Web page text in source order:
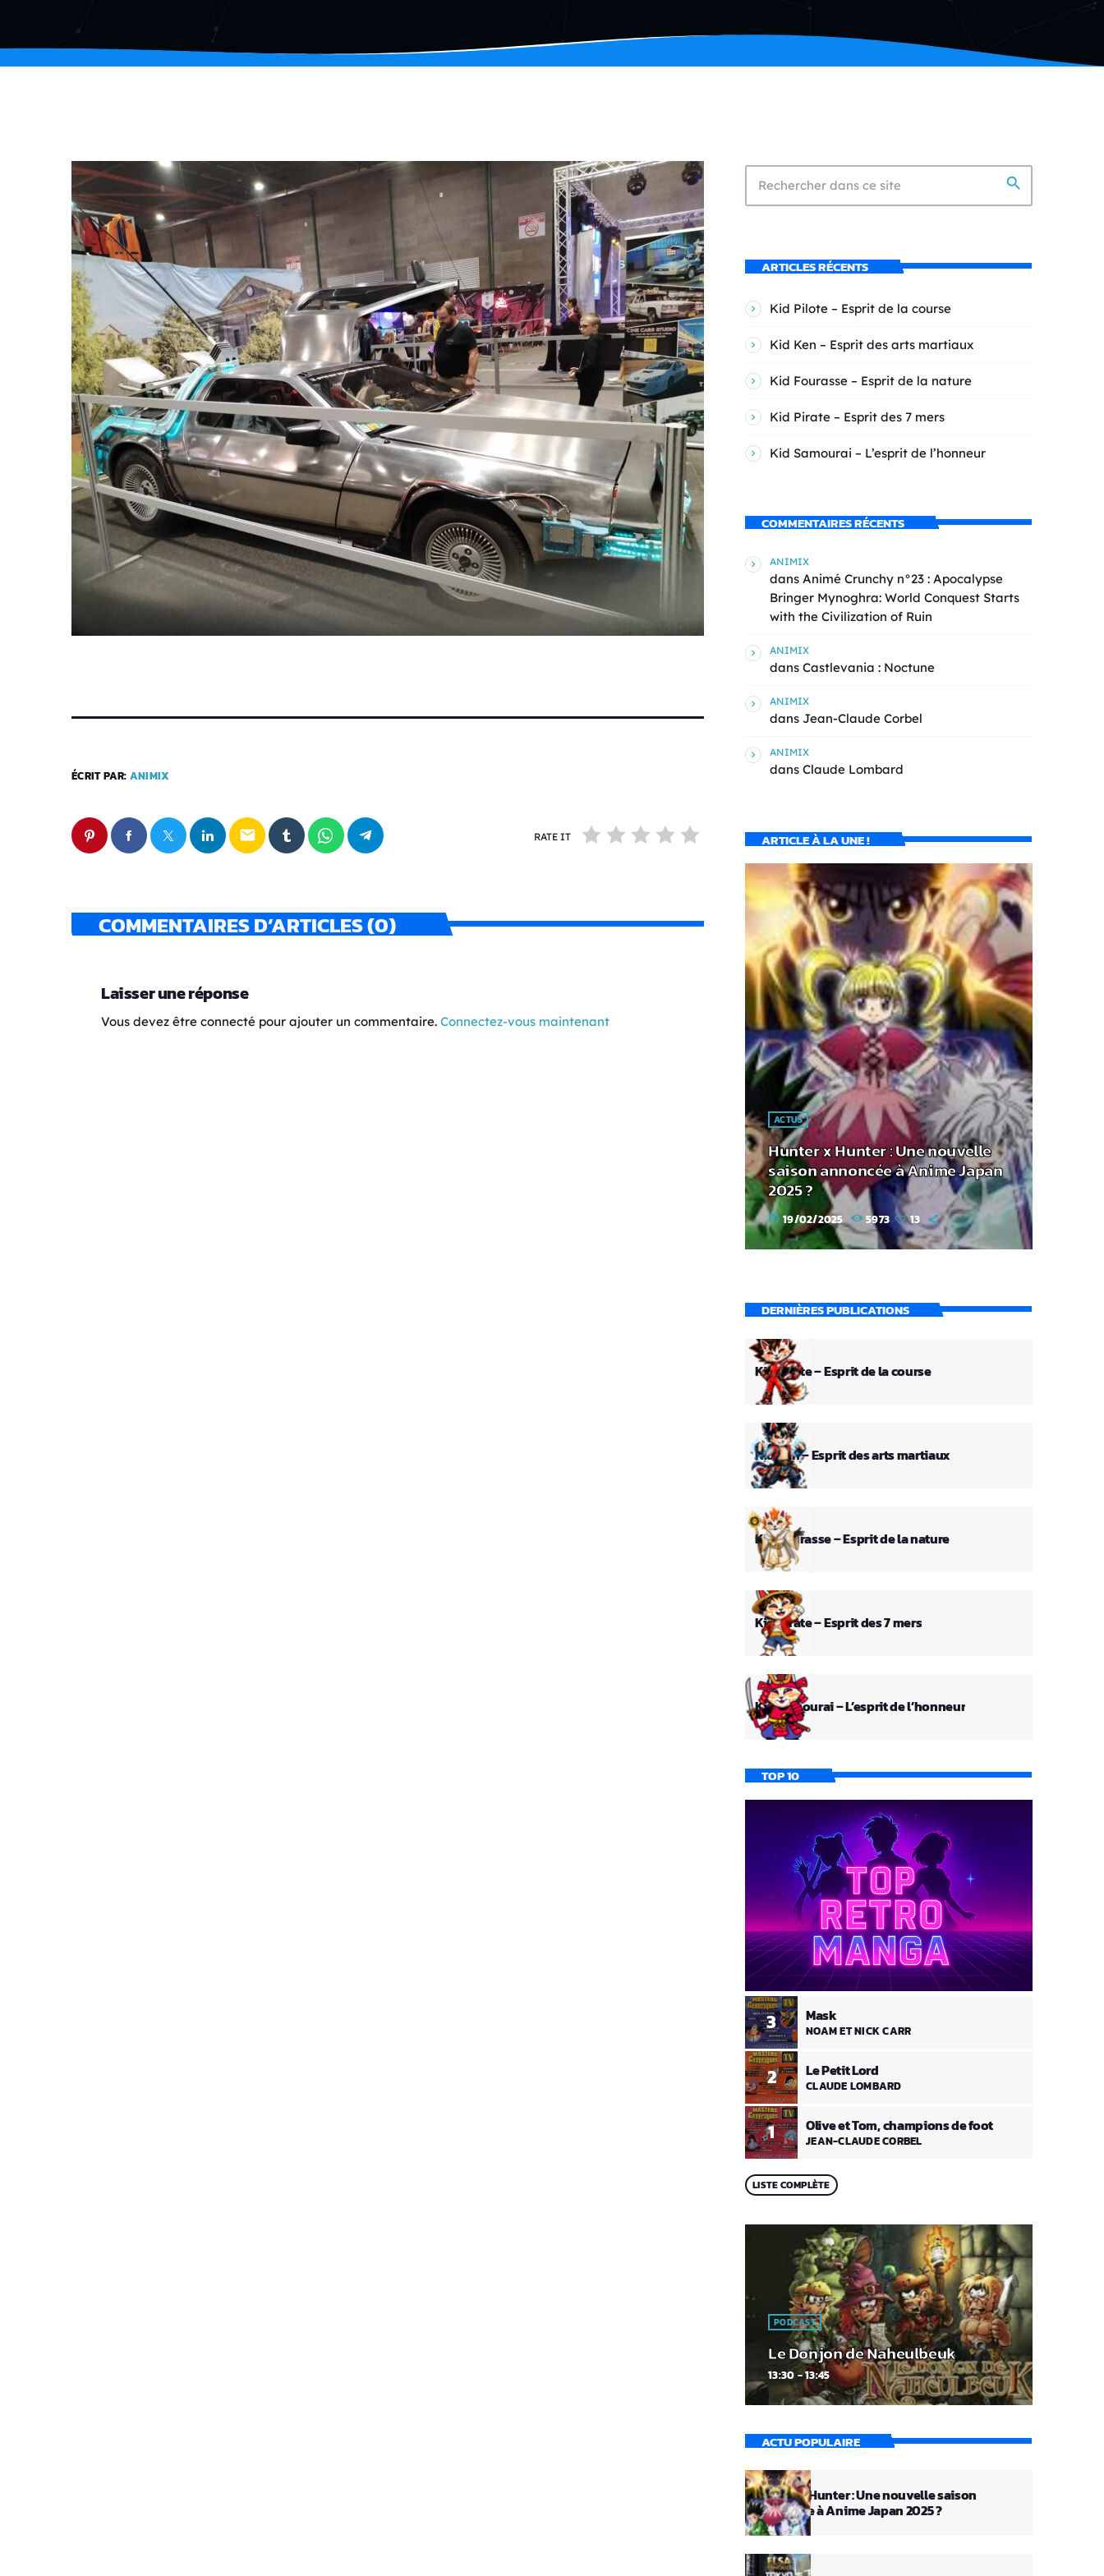
ÉCRIT PAR: ANIMIX
email RATE IT
COMMENTAIRES D’ARTICLES (0)
Laisser une réponse
Vous devez être connecté pour ajouter un commentaire. Connectez-vous maintenant
search
ARTICLES RÉCENTS
Kid Pilote – Esprit de la course
Kid Ken – Esprit des arts martiaux
Kid Fourasse – Esprit de la nature
Kid Pirate – Esprit des 7 mers
Kid Samourai – L’esprit de l’honneur
COMMENTAIRES RÉCENTS
ANIMIX
dans Animé Crunchy n°23 : Apocalypse
Bringer Mynoghra: World Conquest Starts
with the Civilization of Ruin
ANIMIX
dans Castlevania : Noctune
ANIMIX
dans Jean-Claude Corbel
ANIMIX
dans Claude Lombard
ARTICLE À LA UNE !
ACTUS
Hunter x Hunter : Une nouvelle
saison annoncée à Anime Japan
2025 ?
today 19/02/2025 5973 13
DERNIÈRES PUBLICATIONS
Kid Pilote – Esprit de la course
Kid Ken – Esprit des arts martiaux
Kid Fourasse – Esprit de la nature
Kid Pirate – Esprit des 7 mers
Kid Samourai – L’esprit de l’honneur
TOP 10
1 Olive et Tom, champions de foot
JEAN-CLAUDE CORBEL
2 Le Petit Lord
CLAUDE LOMBARD
3 Mask
NOAM ET NICK CARR
LISTE COMPLÈTE
PODCAST
Le Donjon de Naheulbeuk
13:30 - 13:45
ACTU POPULAIRE
Hunter x Hunter : Une nouvelle saison
annoncée à Anime Japan 2025 ?